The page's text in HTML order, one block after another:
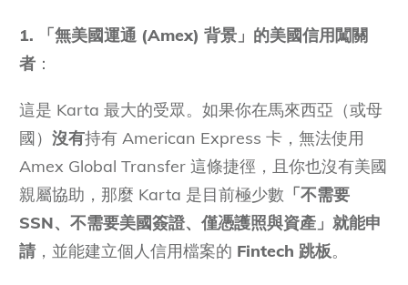
1. 「無美國運通 (Amex) 背景」的美國信用闖關
者 ：
這是 Karta 最大的受眾。如果你在馬來西亞（或母
國） 沒有持有 American Express 卡，無法使用
Amex Global Transfer 這條捷徑，且你也沒有美國
親屬協助，那麼 Karta 是目前極少數 「不需要
SSN、不需要美國簽證、僅憑護照與資產」就能申
請，並能建立個人信用檔案的 Fintech 跳板。